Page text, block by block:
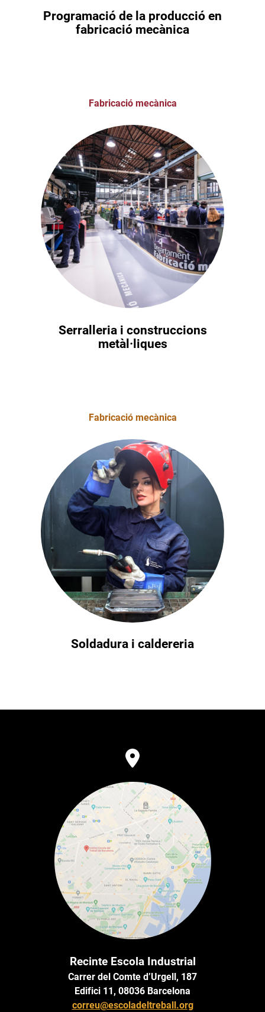
Programació de la producció en
fabricació mecànica
Serralleria i construccions
metàl·liques
Fabricació mecànica
Soldadura i caldereria
Fabricació mecànica
Recinte Escola Industrial
Carrer del Comte d’Urgell, 187
Edifici 11, 08036 Barcelona
correu@escoladeltreball.org